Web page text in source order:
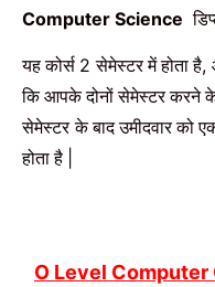
Computer Science
यह कोर्स 2सेमेस्टर में होता है,
कि आपके दोनों सेमेस्टर करने
सेमेस्टर के बाद उमीदवार को
होता है
O Level